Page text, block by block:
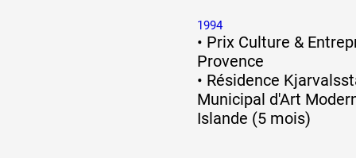
1994
• Prix Culture &
Provence
• Résidence
Municipal d'Art
Islande (5 mois)